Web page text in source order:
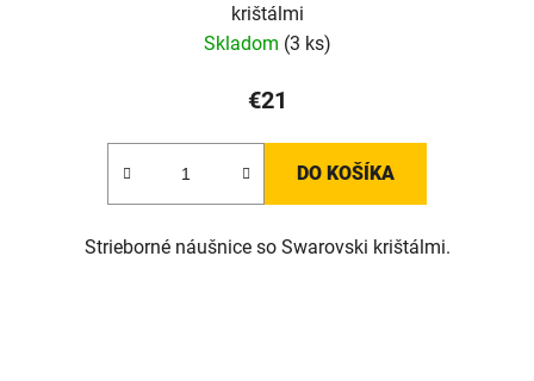
krištálmi
Skladom (3 ks)
€21
DO KOŠÍKA
Strieborné náušnice so Swarovski krištálmi.